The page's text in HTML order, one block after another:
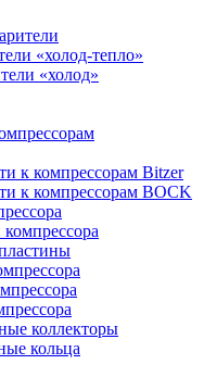
«холод-тепло»
«холод»
к компрессорам Bitzer
к компрессорам BOCK
коллекторы
кольца